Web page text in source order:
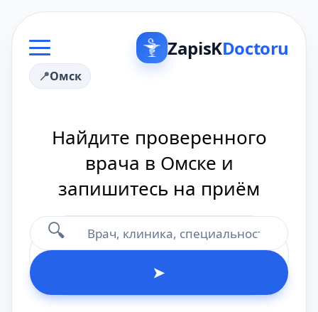
ZapisKDoctoru
Омск
Найдите проверенного
врача в Омске и
запишитесь на приём
🔍
➤